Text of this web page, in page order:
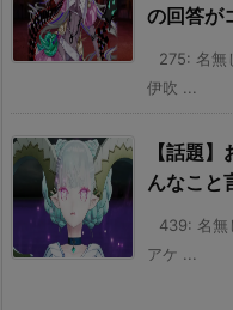
の回答が
275: 名
伊吹 ...
【話題
んなこと
439: 名
アケ ...